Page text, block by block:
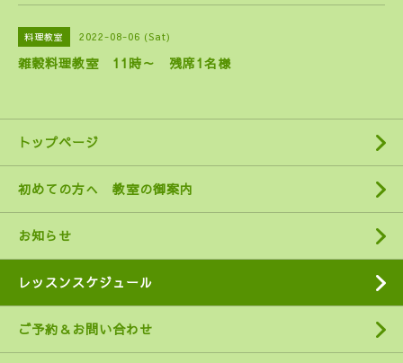
料理教室 2022-08-06 (Sat)
雑穀料理教室 11時～ 残席1名様
トップページ
初めての方へ 教室の御案内
お知らせ
レッスンスケジュール
ご予約＆お問い合わせ